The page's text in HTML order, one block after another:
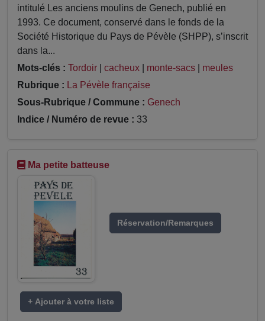
intitulé Les anciens moulins de Genech, publié en
1993. Ce document, conservé dans le fonds de la
Société Historique du Pays de Pévèle (SHPP), s’inscrit
dans la...
Mots-clés : Tordoir cacheux monte-sacs
meules
Rubrique : La Pévèle française
Sous-Rubrique / Commune : Genech
Indice / Numéro de revue : 33
Ma petite batteuse
Réservation/Remarques
+ Ajouter à votre liste